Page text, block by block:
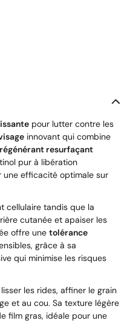
pour lutter contre les
innovant qui combine
resurfaçant
pur à libération
une efficacité optimale sur
cellulaire tandis que la
cutanée et apaiser les
offre une tolérance
grâce à sa
qui minimise les risques
les rides, affiner le grain
et au cou. Sa texture légère
film gras, idéale pour une